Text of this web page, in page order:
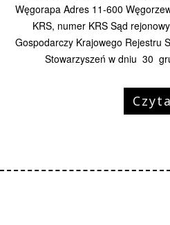
Węgorapa Adres 11-600
KRS, numer KRS Sąd
Gospodarczy Krajowego Rejestru
Stowarzyszeń w dniu 30